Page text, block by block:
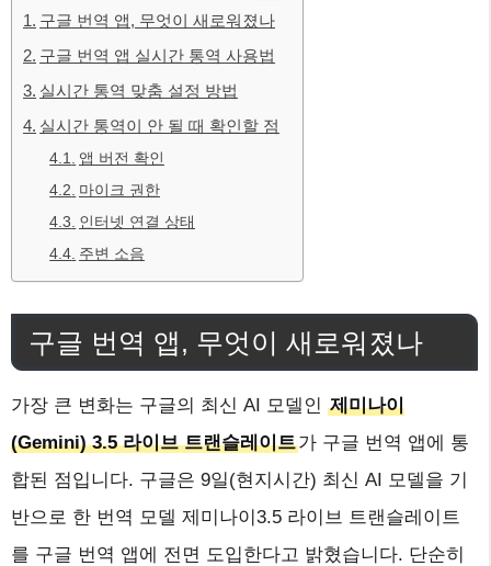
구글 번역 앱, 무엇이 새로워졌나
구글 번역 앱 실시간 통역 사용법
실시간 통역 맞춤 설정 방법
실시간 통역이 안 될 때 확인할 점
앱 버전 확인
마이크 권한
인터넷 연결 상태
주변 소음
구글 번역 앱, 무엇이 새로워졌나
가장 큰 변화는 구글의 최신 AI 모델인 제미나이
(Gemini) 3.5 라이브 트랜슬레이트가 구글 번역 앱에 통
합된 점입니다. 구글은 9일(현지시간) 최신 AI 모델을 기
반으로 한 번역 모델 제미나이3.5 라이브 트랜슬레이트
를 구글 번역 앱에 전면 도입한다고 밝혔습니다. 단순히